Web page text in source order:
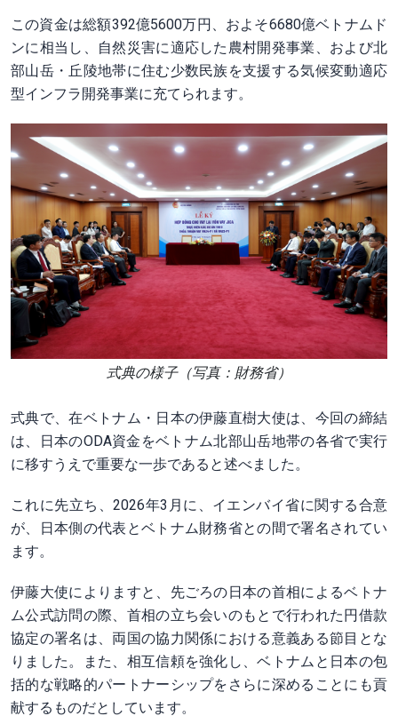
この資金は総額392億5600万円、およそ6680億ベトナムド
ンに相当し、自然災害に適応した農村開発事業、および北
部山岳・丘陵地帯に住む少数民族を支援する気候変動適応
型インフラ開発事業に充てられます。
式典の様子（写真：財務省）
式典で、在ベトナム・日本の伊藤直樹大使は、今回の締結
は、日本のODA資金をベトナム北部山岳地帯の各省で実行
に移すうえで重要な一歩であると述べました。
これに先立ち、2026年3月に、イエンバイ省に関する合意
が、日本側の代表とベトナム財務省との間で署名されてい
ます。
伊藤大使によりますと、先ごろの日本の首相によるベトナ
ム公式訪問の際、首相の立ち会いのもとで行われた円借款
協定の署名は、両国の協力関係における意義ある節目とな
りました。また、相互信頼を強化し、ベトナムと日本の包
括的な戦略的パートナーシップをさらに深めることにも貢
献するものだとしています。